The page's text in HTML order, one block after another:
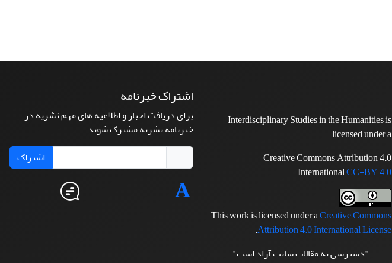
Interdisciplinary Studies in the Humanities is
licensed under a
Creative Commons Attribution 4.0
InternationalCC-BY 4.0
This work is licensed under aCreative Commons
Attribution 4.0 International License
.
"دسترسی به مقالات سایت آزاد است"
اشتراک خبرنامه
برای دریافت اخبار و اطلاعیه های مهم نشریه در
خبرنامه نشریه مشترک شوید.
اشتراک